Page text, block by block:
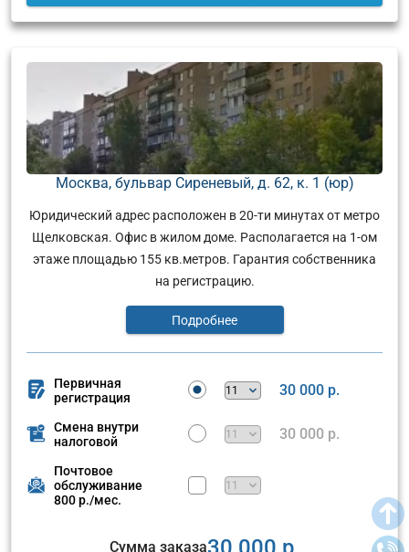
Москва, бульвар Сиреневый, д. 62, к. 1 (юр)
Юридический адрес расположен в 20-ти минутах от метро
Щелковская. Офис в жилом доме. Располагается на 1-ом
этаже площадью 155 кв.метров. Гарантия собственника
на регистрацию.
Подробнее
Первичная
регистрация
30 000 р.
Смена внутри
налоговой
30 000 р.
Почтовое
обслуживание
800 р./мес.
Сумма заказа